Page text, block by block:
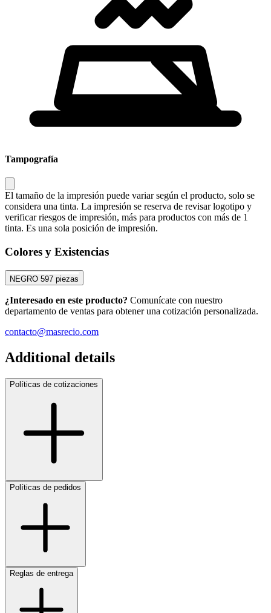
Tampografía
El tamaño de la impresión puede variar según el producto, solo se
considera una tinta. La impresión se reserva de revisar logotipo y
verificar riesgos de impresión, más para productos con más de 1
tinta. Es una sola posición de impresión.
Colores y Existencias
NEGRO 597 piezas
¿Interesado en este producto? Comunícate con nuestro
departamento de ventas para obtener una cotización personalizada.
contacto@masrecio.com
Additional details
Políticas de cotizaciones
Políticas de pedidos
Reglas de entrega